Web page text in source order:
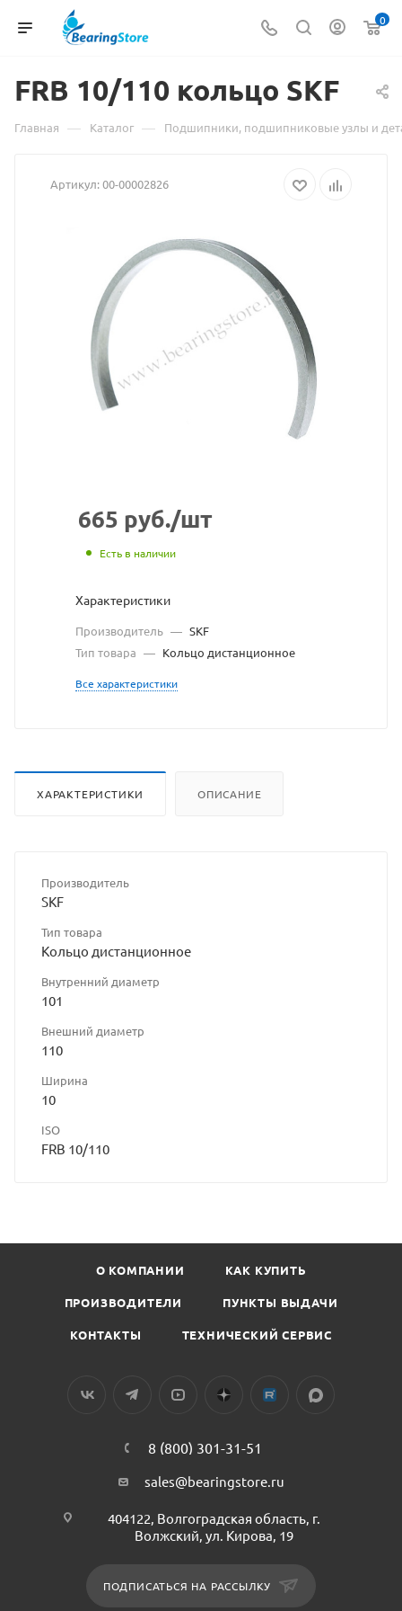
0
FRB 10/110 Материал
о
10/110
кольцо
взят
https://
https://
без
кольцо SKF
Главная — Каталог — Подшипники, подшипниковые узлы и
Артикул:00-00002826
665 руб./шт
Есть в наличии
Характеристики
Производитель — SKF
Тип товара — Кольцо дистанционное
Все характеристики
ХАРАКТЕРИСТИКИ ОПИСАНИЕ
Производитель
SKF
Тип товара
Кольцо дистанционное
Внутренний диаметр
101
Внешний диаметр
110
Ширина
10
ISO
FRB 10/110
О КОМПАНИИ КАК КУПИТЬ
ПРОИЗВОДИТЕЛИ ПУНКТЫ ВЫДАЧИ
КОНТАКТЫ ТЕХНИЧЕСКИЙ СЕРВИС
8 (800) 301-31-51
sales@bearingstore.ru
404122, Волгоградская область, г.
Волжский, ул. Кирова, 19
ПОДПИСАТЬСЯ НА РАССЫЛКУ